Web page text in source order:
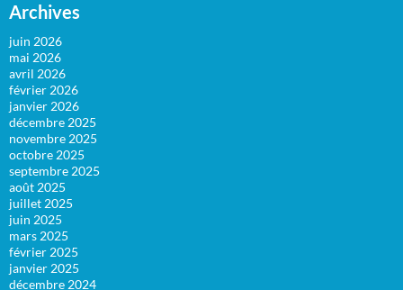
Archives
juin 2026
mai 2026
avril 2026
février 2026
janvier 2026
décembre 2025
novembre 2025
octobre 2025
septembre 2025
août 2025
juillet 2025
juin 2025
mars 2025
février 2025
janvier 2025
décembre 2024